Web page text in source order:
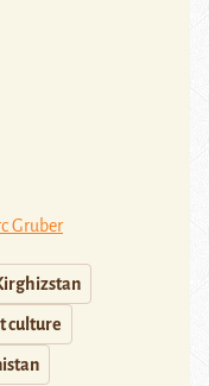
Gruber
culture